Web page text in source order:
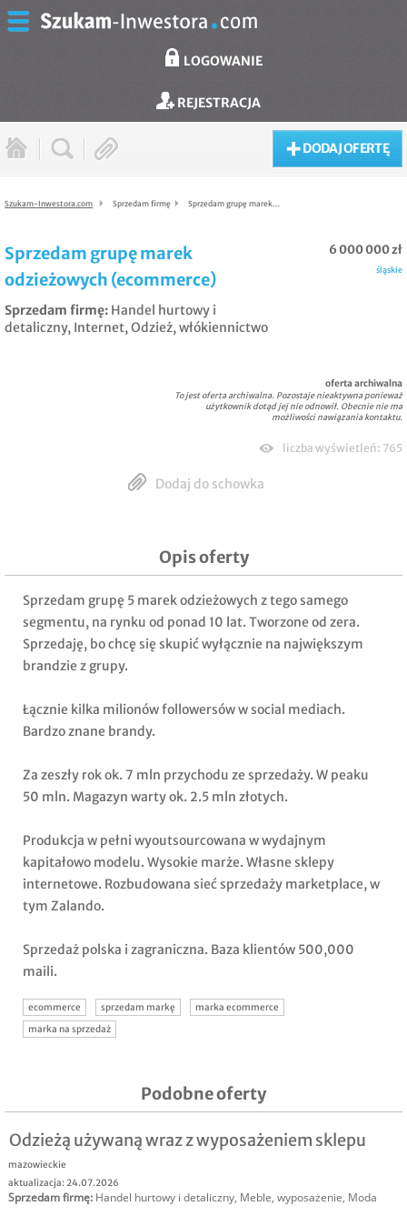
LOGOWANIE
REJESTRACJA
DODAJ OFERTĘ
Szukam-Inwestora.com Sprzedam firmę Sprzedam grupę marek…
Opis oferty
Sprzedam grupę 5 marek odzieżowych z tego samego
segmentu, na rynku od ponad 10 lat. Tworzone od zera.
Sprzedaję, bo chcę się skupić wyłącznie na największym
brandzie z grupy.
Łącznie kilka milionów followersów w social mediach.
Bardzo znane brandy.
Za zeszły rok ok. 7 mln przychodu ze sprzedaży. W peaku
50 mln. Magazyn warty ok. 2.5 mln złotych.
Produkcja w pełni wyoutsourcowana w wydajnym
kapitałowo modelu. Wysokie marże. Własne sklepy
internetowe. Rozbudowana sieć sprzedaży marketplace, w
tym Zalando.
Sprzedaż polska i zagraniczna. Baza klientów 500,000
maili.
ecommerce sprzedam markę
marka ecommerce
marka na sprzedaż
Podobne oferty
Odzieżą używaną wraz z wyposażeniem sklepu
mazowieckie
aktualizacja: 24.07.2026
Sprzedam firmę: Handel hurtowy i detaliczny, Meble, wyposażenie, Moda
Sprzedam grupę marek
odzieżowych (ecommerce)
Sprzedam firmę: Handel hurtowy i
detaliczny, Internet,Odzież, włókiennictwo
6 000 000 zł
śląskie
oferta archiwalna
To jest oferta archiwalna. Pozostaje nieaktywna ponieważ
użytkownik dotąd jej nie odnowił. Obecnie nie ma
możliwości nawiązania kontaktu.
liczba wyświetleń: 765
Dodaj do schowka